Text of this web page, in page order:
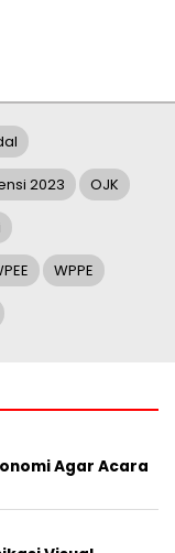
2023 OJK
WPPE
Agar Acara